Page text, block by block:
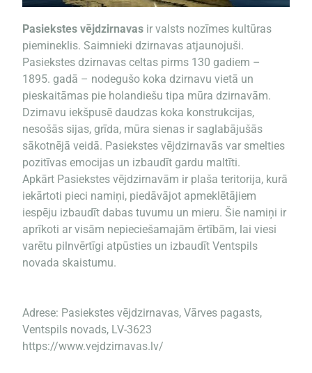
Pasiekstes vējdzirnavas ir valsts nozīmes kultūras
piemineklis. Saimnieki dzirnavas atjaunojuši.
Pasiekstes dzirnavas celtas pirms 130 gadiem –
1895. gadā – nodegušo koka dzirnavu vietā un
pieskaitāmas pie holandiešu tipa mūra dzirnavām.
Dzirnavu iekšpusē daudzas koka konstrukcijas,
nesošās sijas, grīda, mūra sienas ir saglabājušās
sākotnējā veidā. Pasiekstes vējdzirnavās var smelties
pozitīvas emocijas un izbaudīt gardu maltīti.
Apkārt Pasiekstes vējdzirnavām ir plaša teritorija, kurā
iekārtoti pieci namiņi, piedāvājot apmeklētājiem
iespēju izbaudīt dabas tuvumu un mieru. Šie namiņi ir
aprīkoti ar visām nepieciešamajām ērtībām, lai viesi
varētu pilnvērtīgi atpūsties un izbaudīt Ventspils
novada skaistumu.
Adrese: Pasiekstes vējdzirnavas, Vārves pagasts,
Ventspils novads, LV-3623
https://www.vejdzirnavas.lv/